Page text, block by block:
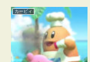
カービィ